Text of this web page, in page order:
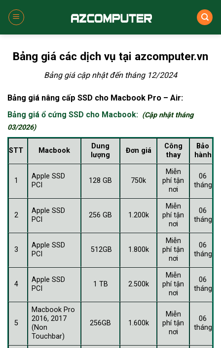
Bảng giá các dịch vụ tại azcomputer.vn
Bảng giá cập nhật đến tháng 12/2024
Bảng giá nâng cấp SSD cho Macbook Pro – Air:
Bảng giá ổ cứng SSD cho Macbook: (Cập nhật tháng
03/2026)
STT Macbook
Dung
lượng
Đơn giá
Công
thay
Bảo
hành
1
Apple SSD
PCI
128 GB 750k
Miễn
phí tận
nơi
06
tháng
2
Apple SSD
PCI
256 GB 1.200k
Miễn
phí tận
nơi
06
tháng
3
Apple SSD
PCI
512GB 1.800k
Miễn
phí tận
nơi
06
tháng
4
Apple SSD
PCI
1 TB 2.500k
Miễn
phí tận
nơi
06
tháng
5
Macbook Pro
2016, 2017
(Non
Touchbar)
256GB 1.600k
Miễn
phí tận
nơi
06
tháng